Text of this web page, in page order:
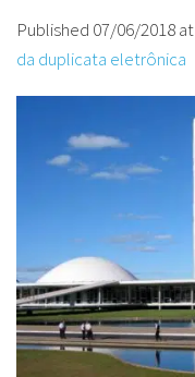
Published 07/06/2018at
da duplicata eletrônica